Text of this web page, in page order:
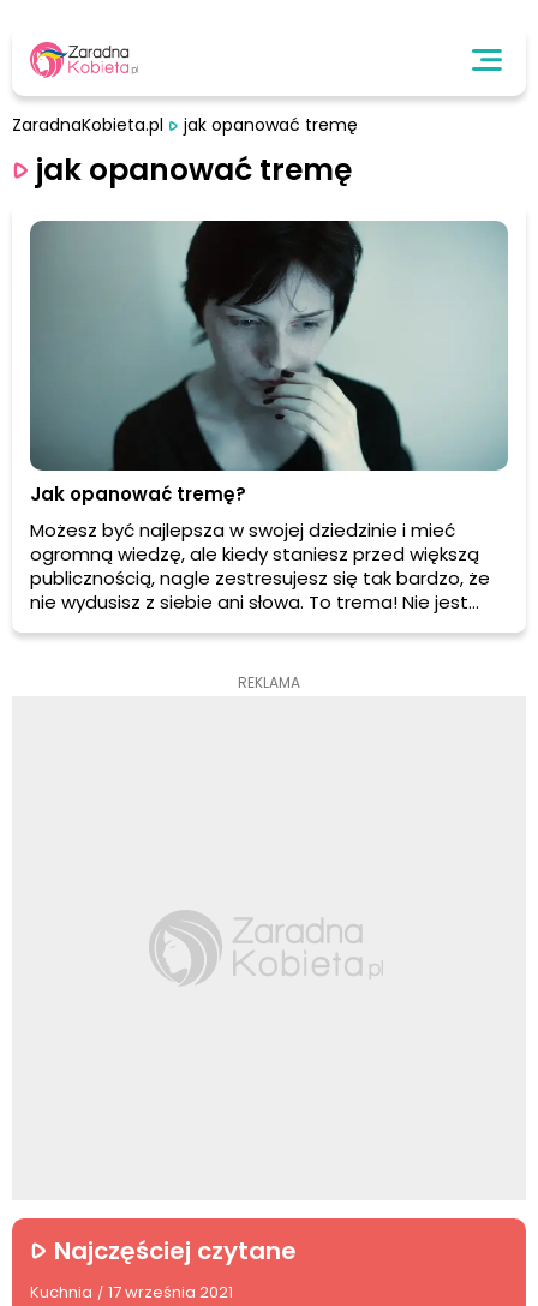
ZaradnaKobieta.pl jak opanować tremę
jak opanować tremę
Jak opanować tremę?
Możesz być najlepsza w swojej dziedzinie i mieć
ogromną wiedzę, ale kiedy staniesz przed większą
publicznością, nagle zestresujesz się tak bardzo, że
nie wydusisz z siebie ani słowa. To trema! Nie jest
łatwo nad nią panować, ale odpowiednie ćwiczenia
przy publicznych wystąpieniach.
REKLAMA
Najczęściej czytane
Kuchnia / 17 września 2021